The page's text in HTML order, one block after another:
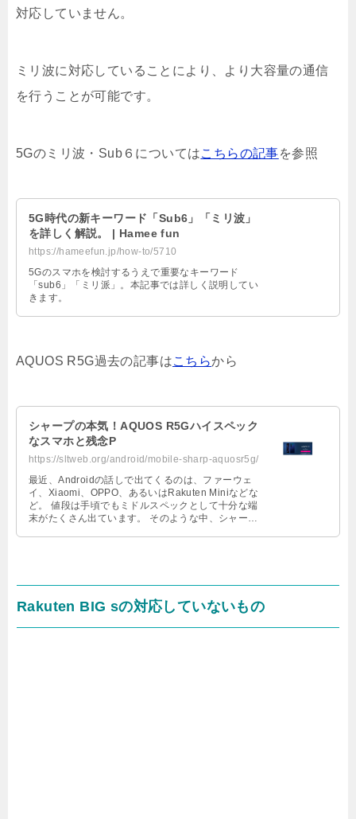
対応していません。
ミリ波に対応していることにより、より大容量の通信
を行うことが可能です。
5Gのミリ波・Sub６についてはこちらの記事を参照
5G時代の新キーワード「Sub6」「ミリ波」
を詳しく解説。 | Hamee fun
https://hameefun.jp/how-to/5710
5Gのスマホを検討するうえで重要なキーワード
「sub6」「ミリ派」。本記事では詳しく説明してい
きます。
AQUOS R5G過去の記事はこちらから
シャープの本気！AQUOS R5Gハイスペック
なスマホと残念P
https://sltweb.org/android/mobile-sharp-aquosr5g/
最近、Androidの話しで出てくるのは、ファーウェ
イ、Xiaomi、OPPO、あるいはRakuten Miniなどな
ど。 値段は手頃でもミドルスペックとして十分な端
末がたくさん出ています。 そのような中、シャープ
Rakuten BIG sの対応していないもの